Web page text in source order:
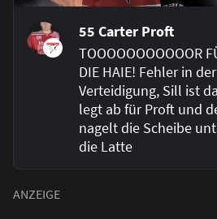
55 Carter Proft
TOOOOOOOOOOOR
DIE HAIE! Fehler in der
Verteidigung, Sill ist
legt ab für Proft und
nagelt die Scheibe
die Latte